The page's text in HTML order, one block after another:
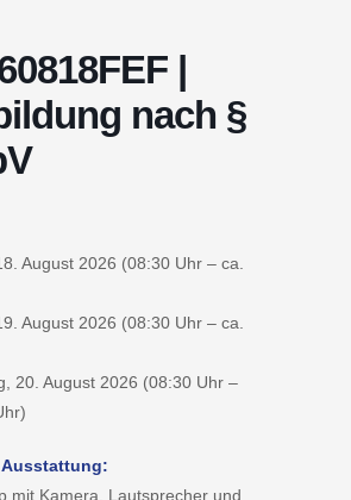
|
nach §
August 2026 (08:30 Uhr – ca.
August 2026 (08:30 Uhr – ca.
20. August 2026 (08:30 Uhr –
mit Kamera, Lautsprecher und